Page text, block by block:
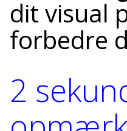
dit visual
forbedre
2